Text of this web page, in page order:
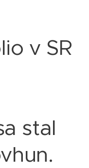
v SR
stal